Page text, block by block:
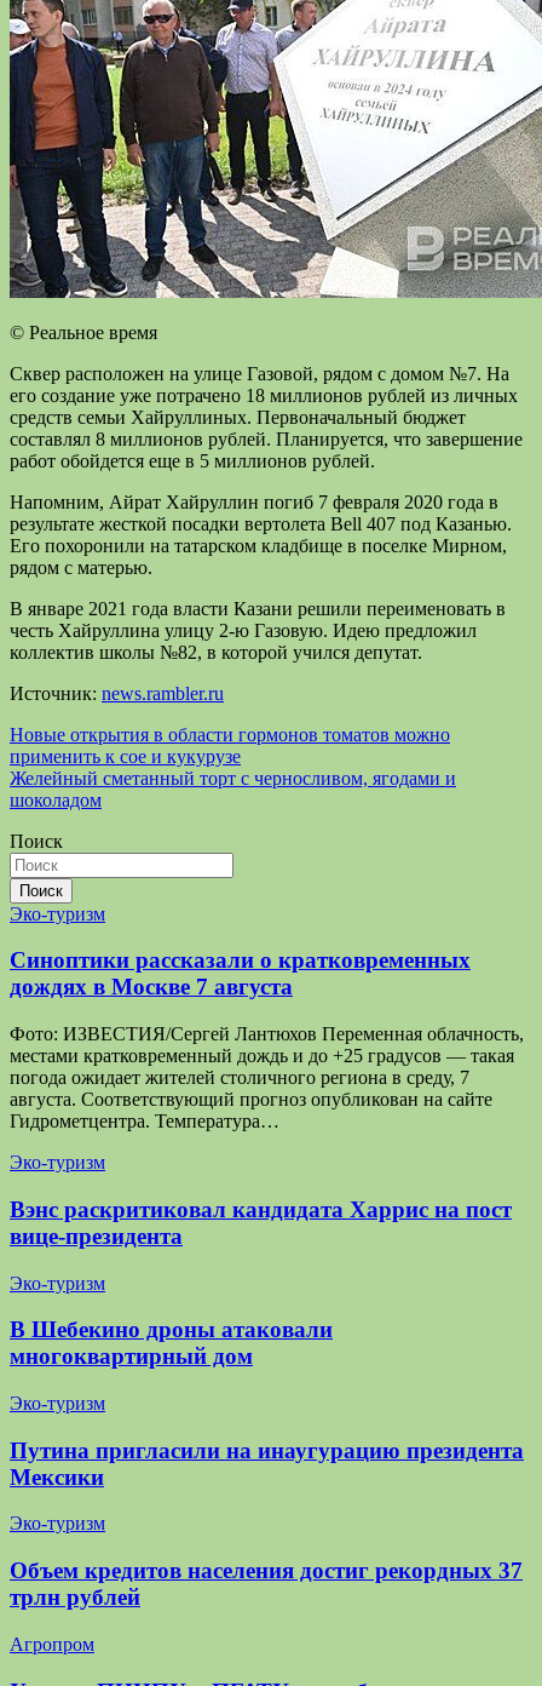
© Реальное время
Сквер расположен на улице Газовой, рядом с домом №7. На
его создание уже потрачено 18 миллионов рублей из личных
средств семьи Хайруллиных. Первоначальный бюджет
составлял 8 миллионов рублей. Планируется, что завершение
работ обойдется еще в 5 миллионов рублей.
Напомним, Айрат Хайруллин погиб 7 февраля 2020 года в
результате жесткой посадки вертолета Bell 407 под Казанью.
Его похоронили на татарском кладбище в поселке Мирном,
рядом с матерью.
В январе 2021 года власти Казани решили переименовать в
честь Хайруллина улицу 2-ю Газовую. Идею предложил
коллектив школы №82, в которой учился депутат.
Источник: news.rambler.ru
Навигация
по
записям
Новые открытия в области гормонов томатов можно
применить к сое и кукурузе
Желейный сметанный торт с черносливом, ягодами и
шоколадом
Поиск
Поиск
Эко-туризм
Синоптики рассказали о кратковременных
дождях в Москве 7 августа
Фото: ИЗВЕСТИЯ/Сергей Лантюхов Переменная облачность,
местами кратковременный дождь и до +25 градусов — такая
погода ожидает жителей столичного региона в среду, 7
августа. Соответствующий прогноз опубликован на сайте
Гидрометцентра. Температура…
Эко-туризм
Вэнс раскритиковал кандидата Харрис на пост
вице-президента
Эко-туризм
В Шебекино дроны атаковали
многоквартирный дом
Эко-туризм
Путина пригласили на инаугурацию президента
Мексики
Эко-туризм
Объем кредитов населения достиг рекордных 37
трлн рублей
Агропром